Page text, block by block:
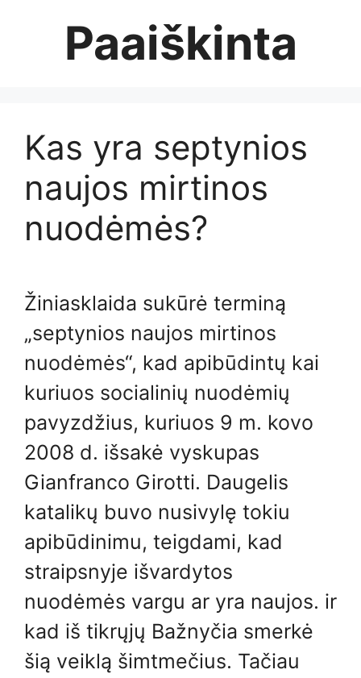
Paaiškinta
Kas yra septynios
naujos mirtinos
nuodėmės?
Žiniasklaida sukūrė terminą
„septynios naujos mirtinos
nuodėmės“, kad apibūdintų kai
kuriuos socialinių nuodėmių
pavyzdžius, kuriuos 9 m. kovo
2008 d. išsakė vyskupas
Gianfranco Girotti. Daugelis
katalikų buvo nusivylę tokiu
apibūdinimu, teigdami, kad
straipsnyje išvardytos
nuodėmės vargu ar yra naujos. ir
kad iš tikrųjų Bažnyčia smerkė
šią veiklą šimtmečius. Tačiau